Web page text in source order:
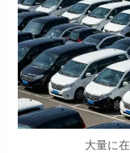
大量に